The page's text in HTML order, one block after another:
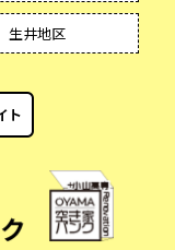
生井地区